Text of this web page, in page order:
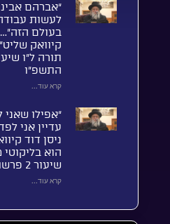
“אברהם
לעשות
בעולם
קיוואק
התשפ”ו
קרא עוד...
“אפילו
עדיין אני
ניסן דוד
הוא בליקוטי
שיעור 2 פרשת בא התשפ”ו
קרא עוד...